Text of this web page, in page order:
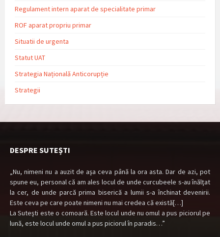
Regulament intern aparat de specialitate primar
ROF aparat propriu primar
Situatii de urgenta
Statut UAT
Strategia Națională Anticorupție
Strategii
DESPRE SUTEȘTI
„Nu, nimeni nu a auzit de aşa ceva până la ora asta. Dar de azi, pot
spune eu, personal că am ales locul de unde curcubeele s-au înălţat
la cer, de unde parcă prima biserică a lumii s-a închinat devenirii.
Este ceva pe care poate nimeni nu mai credea că există[…]
La Suteşti este o comoară. Este locul unde nu omul a pus piciorul pe
lună, este locul unde omul a pus piciorul în paradis…”